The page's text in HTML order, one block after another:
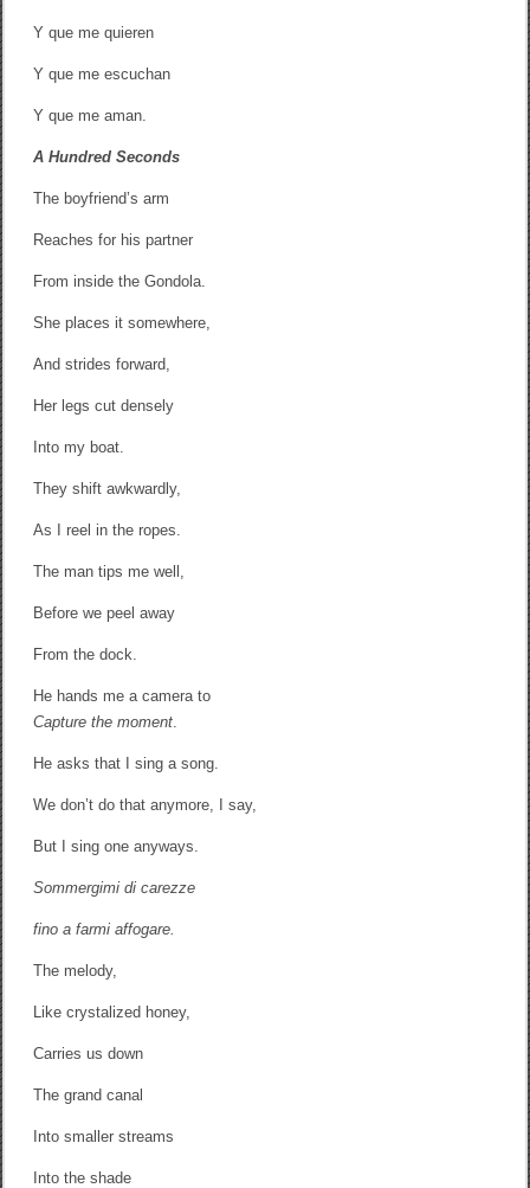
Y que me quieren
Y que me escuchan
Y que me aman.
A Hundred Seconds
The boyfriend’s arm
Reaches for his partner
From inside the Gondola.
She places it somewhere,
And strides forward,
Her legs cut densely
Into my boat.
They shift awkwardly,
As I reel in the ropes.
The man tips me well,
Before we peel away
From the dock.
He hands me a camera to
Capture the moment.
He asks that I sing a song.
We don’t do that anymore, I say,
But I sing one anyways.
Sommergimi di carezze
fino a farmi affogare.
The melody,
Like crystalized honey,
Carries us down
The grand canal
Into smaller streams
Into the shade